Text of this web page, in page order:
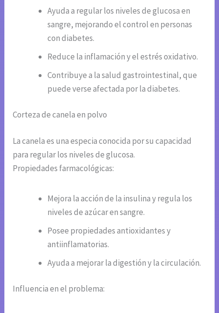
Ayuda a regular los niveles de glucosa en
sangre, mejorando el control en personas
con diabetes.
Reduce la inflamación y el estrés oxidativo.
Contribuye a la salud gastrointestinal, que
puede verse afectada por la diabetes.
Corteza de canela en polvo
La canela es una especia conocida por su capacidad
para regular los niveles de glucosa.
Propiedades farmacológicas:
Mejora la acción de la insulina y regula los
niveles de azúcar en sangre.
Posee propiedades antioxidantes y
antiinflamatorias.
Ayuda a mejorar la digestión y la circulación.
Influencia en el problema: